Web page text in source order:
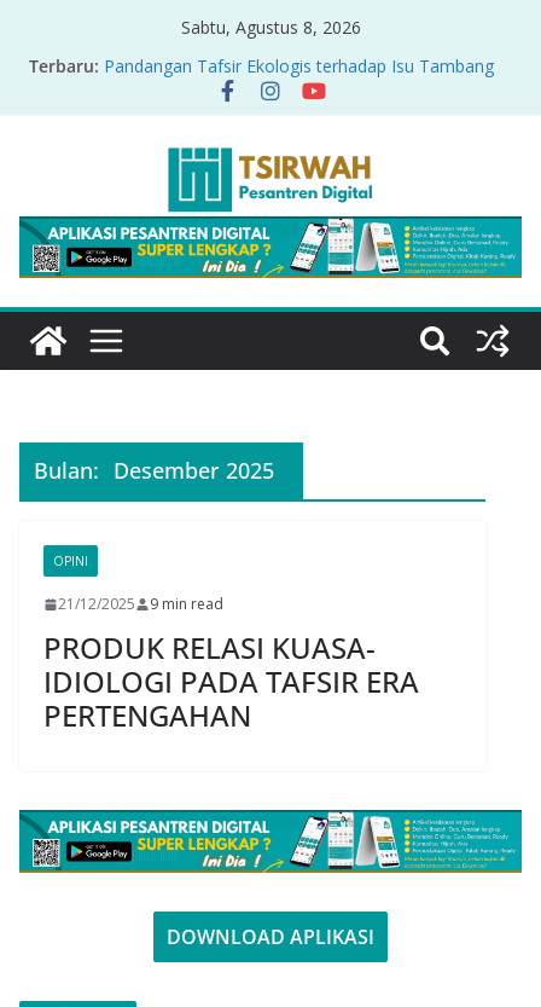
Sabtu, Agustus 8, 2026
Terbaru: Pandangan Tafsir Ekologis terhadap Isu Tambang
Nikel di Raja Ampat
PRODUK RELASI KUASA-IDIOLOGI PADA TAFSIR
Sirah Nabawiyah
Oversharing dan Privasi dalam Al-Qur’an: “Ketika
Ayat Bicara Soal Curhat di Sosmed”
Menyikapi Fatherless, Kisah Lukman Menjadi
Cerminan
Bulan: Desember 2025
OPINI
21/12/2025 9 min read
PRODUK RELASI KUASA-
IDIOLOGI PADA TAFSIR ERA
PERTENGAHAN
DOWNLOAD APLIKASI